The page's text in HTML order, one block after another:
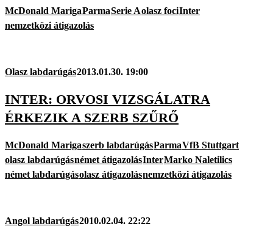
McDonald MarigaParmaSerie Aolasz fociInter
nemzetközi átigazolás
Olasz labdarúgás2013.01.30. 19:00
INTER: ORVOSI VIZSGÁLATRA
ÉRKEZIK A SZERB SZŰRŐ
McDonald Marigaszerb labdarúgásParmaVfB Stuttgart
olasz labdarúgásnémet átigazolásInterMarko Naletilics
német labdarúgásolasz átigazolásnemzetközi átigazolás
Angol labdarúgás2010.02.04. 22:22